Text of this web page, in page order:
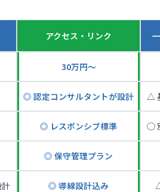
アクセス・リンク
30万円〜
◎ 認定コンサルタントが設計 △
◎ レスポンシブ標準 ◯
◎ 保守管理プラン
◎ 導線設計込み